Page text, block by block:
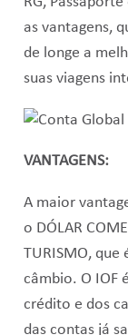
as vantagens,
de longe a
suas viagens
VANTAGENS:
A maior
o DÓLAR
TURISMO, que
câmbio. O IOF
crédito e dos
das contas já